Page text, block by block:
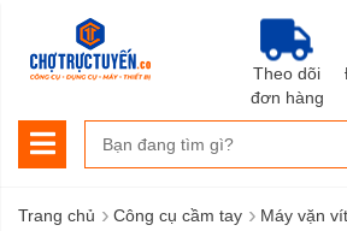
Theo dõi
đơn hàng
Trang chủ › Công cụ cầm tay › Máy vặn